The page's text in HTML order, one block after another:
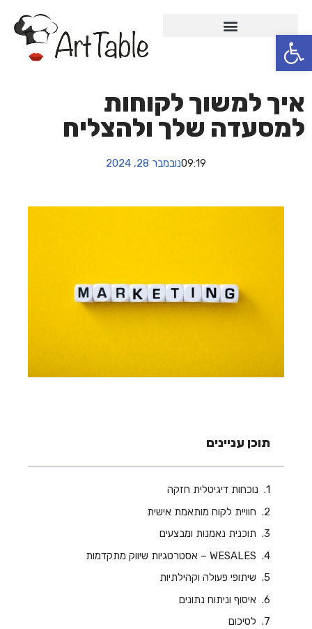
פתח סרגל נגישות
Skip
to
content
איך למשוך לקוחות
למסעדה שלך ולהצליח
09:19נובמבר 28, 2024
תוכן עניינים
נוכחות דיגיטלית חזקה
חוויית לקוח מותאמת אישית
תוכנית נאמנות ומבצעים
WESALES – אסטרטגיות שיווק מתקדמות
שיתופי פעולה וקהילתיות
איסוף וניתוח נתונים
לסיכום